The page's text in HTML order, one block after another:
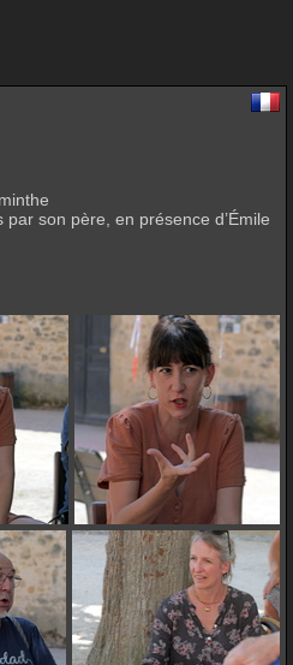
son père, en présence d’Émile